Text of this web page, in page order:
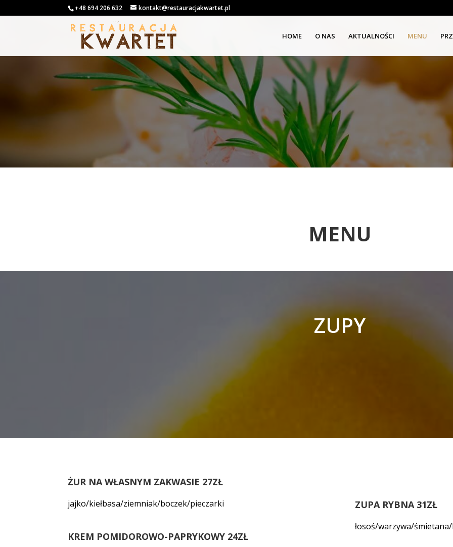
+48 694 206 632 kontakt@restauracjakwartet.pl
HOME O NAS AKTUALNOŚCI MENU
MENU
ZUPY
ŻUR NA WŁASNYM ZAKWASIE 27ZŁ
jajko/kiełbasa/ziemniak/boczek/pieczarki
KREM POMIDOROWO-PAPRYKOWY 24ZŁ
ZUPA RYBNA 31ZŁ
łosoś/warzywa/